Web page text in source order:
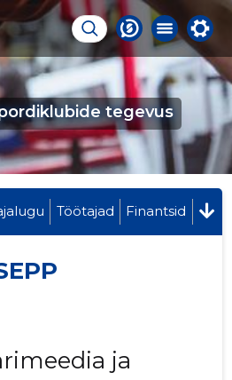
tegevus
Töötajad Finantsid
ja